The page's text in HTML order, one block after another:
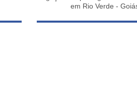
em Rio Verde -